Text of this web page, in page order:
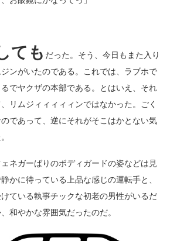
ても だった。そう、今日もまた入り
ンがいたのである。これでは、ラブホで
でヤクザの本部である。とはいえ、それ
リムジィィィィィンではなかった。ごく
であって、逆にそれがそこはかとない気
ネガーばりのボディガードの姿などは見
かに待っている上品な感じの運転手と、
ている執事チックな初老の男性がいるだ
和やかな雰囲気だったのだ。